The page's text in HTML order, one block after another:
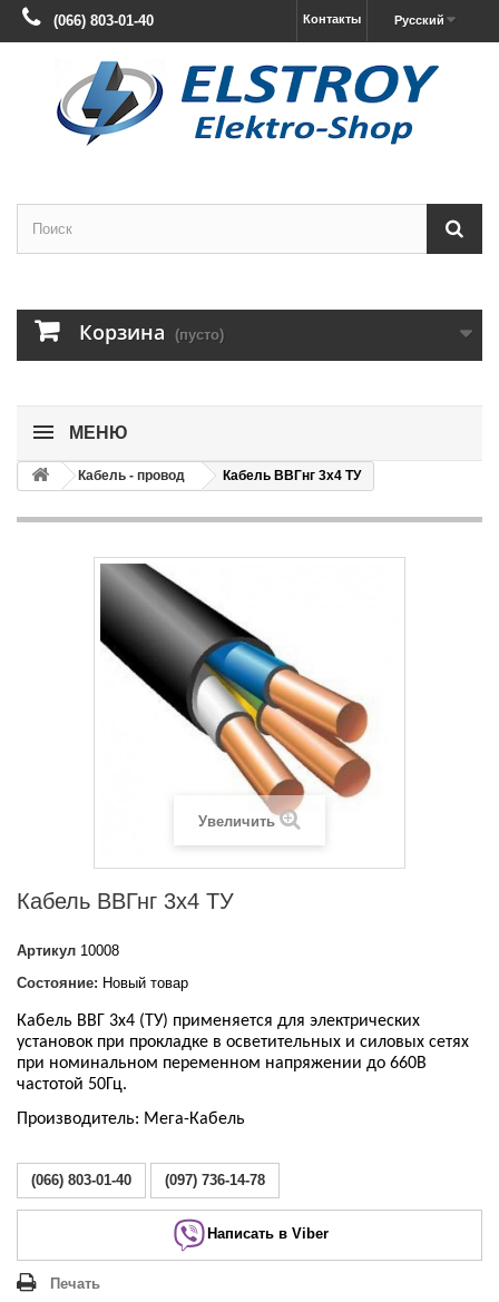
Русский
Контакты
(066) 803-01-40
Корзина (пусто)
МЕНЮ
Кабель - провод Кабель ВВГнг 3х4 ТУ
Увеличить
Кабель ВВГнг 3х4 ТУ
Артикул 10008
Состояние: Новый товар
Кабель ВВГ 3х4 (ТУ) применяется для электрических
установок при прокладке в осветительных и силовых сетях
при номинальном переменном напряжении до 660В
частотой 50Гц.
Производитель: Мега-Кабель
(066) 803-01-40 (097) 736-14-78
Написать в Viber
Печать